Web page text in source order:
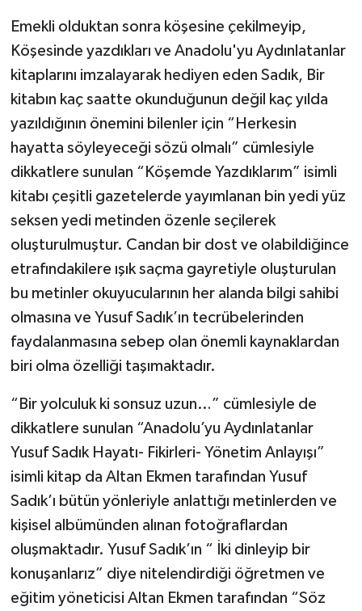
Emekli olduktan sonra köşesine çekilmeyip,
Köşesinde yazdıkları ve Anadolu'yu Aydınlatanlar
kitaplarını imzalayarak hediyen eden Sadık, Bir
kitabın kaç saatte okunduğunun değil kaç yılda
yazıldığının önemini bilenler için “Herkesin
hayatta söyleyeceği sözü olmalı” cümlesiyle
dikkatlere sunulan “Köşemde Yazdıklarım” isimli
kitabı çeşitli gazetelerde yayımlanan bin yedi yüz
seksen yedi metinden özenle seçilerek
oluşturulmuştur. Candan bir dost ve olabildiğince
etrafındakilere ışık saçma gayretiyle oluşturulan
bu metinler okuyucularının her alanda bilgi sahibi
olmasına ve Yusuf Sadık’ın tecrübelerinden
faydalanmasına sebep olan önemli kaynaklardan
biri olma özelliği taşımaktadır.
“Bir yolculuk ki sonsuz uzun…” cümlesiyle de
dikkatlere sunulan “Anadolu’yu Aydınlatanlar
Yusuf Sadık Hayatı- Fikirleri- Yönetim Anlayışı”
isimli kitap da Altan Ekmen tarafından Yusuf
Sadık’ı bütün yönleriyle anlattığı metinlerden ve
kişisel albümünden alınan fotoğraflardan
oluşmaktadır. Yusuf Sadık’ın “ İki dinleyip bir
konuşanlarız” diye nitelendirdiği öğretmen ve
eğitim yöneticisi Altan Ekmen tarafından “Söz